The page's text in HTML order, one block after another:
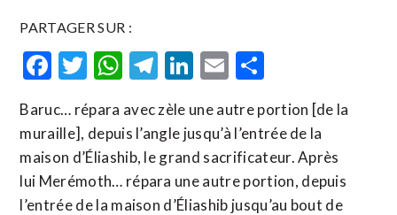
PARTAGER SUR :
Facebook
Twitter
WhatsApp
Telegram
LinkedIn
Email
Baruc… répara avec zèle une autre portion [de la
muraille], depuis l’angle jusqu’à l’entrée de la
maison d’Éliashib, le grand sacrificateur. Après
lui Merémoth… répara une autre portion, depuis
l’entrée de la maison d’Éliashib jusqu’au bout de